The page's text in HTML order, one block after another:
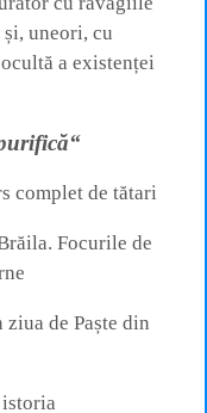
uneori, cu
a existenței
complet de tătari
Focurile de
de Paște din